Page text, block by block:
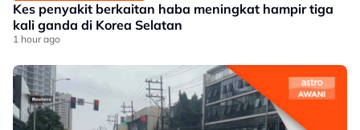
Kes penyakit berkaitan haba meningkat hampir tiga
kali ganda di Korea Selatan
1 hour ago